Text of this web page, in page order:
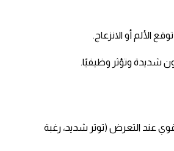
شديدة وتؤثر وظيفيًا.
عند التعرض (توتر شديد، رغبة